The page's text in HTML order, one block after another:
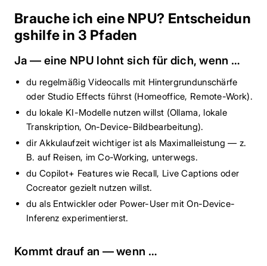
Brauche ich eine NPU? Entscheidun
gshilfe in 3 Pfaden
Ja — eine NPU lohnt sich für dich, wenn …
du regelmäßig Videocalls mit Hintergrundunschärfe
oder Studio Effects führst (Homeoffice, Remote-Work).
du lokale KI-Modelle nutzen willst (Ollama, lokale
Transkription, On-Device-Bildbearbeitung).
dir Akkulaufzeit wichtiger ist als Maximalleistung — z.
B. auf Reisen, im Co-Working, unterwegs.
du Copilot+ Features wie Recall, Live Captions oder
Cocreator gezielt nutzen willst.
du als Entwickler oder Power-User mit On-Device-
Inferenz experimentierst.
Kommt drauf an — wenn …